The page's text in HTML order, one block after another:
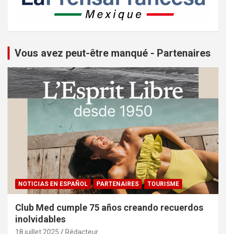
Vous avez peut-être manqué - Partenaires
NOTICIAS EN ESPAÑOL PARTENAIRES TOURISME
Club Med cumple 75 años creando recuerdos
inolvidables
18 juillet 2025 Rédacteur